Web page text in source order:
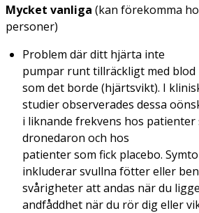
Mycket vanliga (kan förekomma
personer)
Problem där ditt hjärta inte
pumpar runt tillräckligt med blod
som det borde (hjärtsvikt). I
studier observerades dessa
i liknande frekvens hos patienter
dronedaron och hos
patienter som fick placebo.
inkluderar svullna fötter eller
svårigheter att andas när du
andfåddhet när du rör dig eller